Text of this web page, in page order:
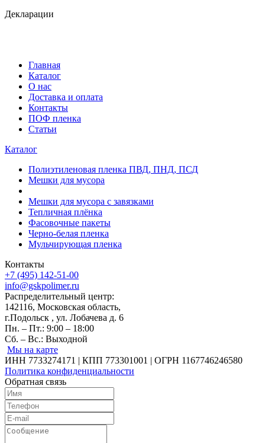
Декларации
Главная
Каталог
О нас
Доставка и оплата
Контакты
ПОФ пленка
Статьи
Каталог
Полиэтиленовая пленка ПВД, ПНД, ПСД
Мешки для мусора
Мешки для мусора с завязками
Тепличная плёнка
Фасовочные пакеты
Черно-белая пленка
Мульчирующая пленка
Контакты
+7 (495) 142-51-00
info@gskpolimer.ru
Распределительный центр:
142116, Московская область,
г.Подольск , ул. Лобачева д. 6
Пн. – Пт.: 9:00 – 18:00
Сб. – Вс.: Выходной
Мы на карте
ИНН 7733274171 | КПП 773301001 | ОГРН 1167746246580
Политика конфиденциальности
Обратная связь